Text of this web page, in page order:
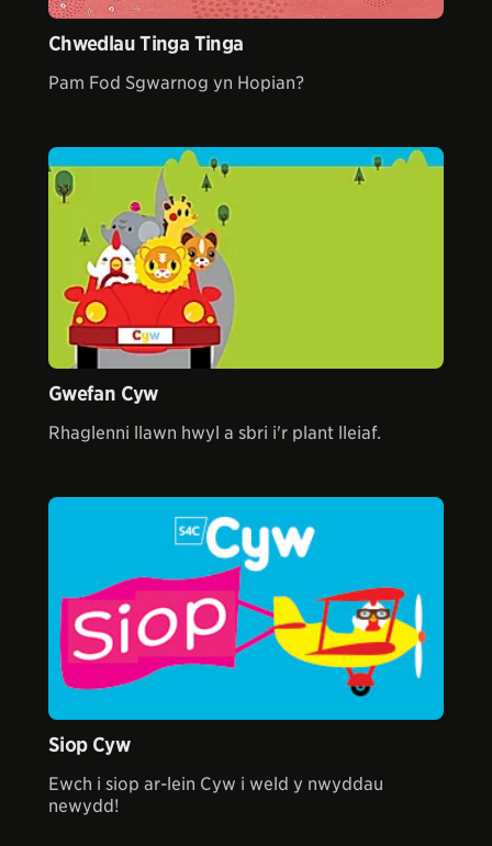
Chwedlau Tinga Tinga
Pam Fod Sgwarnog yn Hopian?
Gwefan Cyw
Rhaglenni llawn hwyl a sbri i'r plant lleiaf.
Siop Cyw
Ewch i siop ar-lein Cyw i weld y nwyddau
newydd!